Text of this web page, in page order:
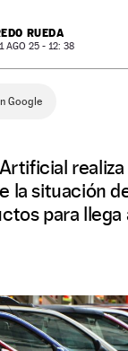
RUEDA
AGO 25 - 12: 38
Google
realiza
la situación
para llega